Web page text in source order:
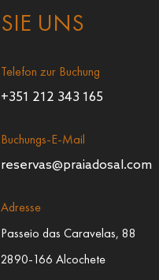
SIE UNS
Telefon zur Buchung
+351 212 343 165
Buchungs-E-Mail
reservas@praiadosal.com
Adresse
Passeio das Caravelas, 88
2890-166 Alcochete